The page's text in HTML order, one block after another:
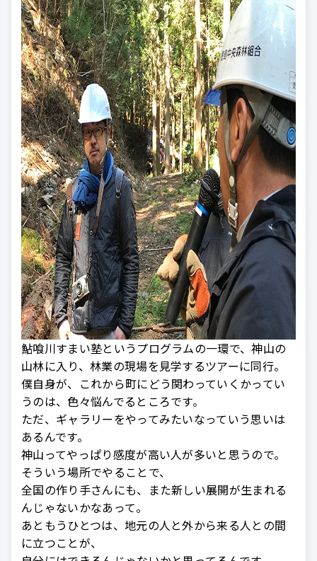
鮎喰川すまい塾というプログラムの一環で、神山の
山林に入り、林業の現場を見学するツアーに同行。
僕自身が、これから町にどう関わっていくかってい
うのは、色々悩んでるところです。
ただ、ギャラリーをやってみたいなっていう思いは
あるんです。
神山ってやっぱり感度が高い人が多いと思うので。
そういう場所でやることで、
全国の作り手さんにも、また新しい展開が生まれる
んじゃないかなあって。
あともうひとつは、地元の人と外から来る人との間
に立つことが、